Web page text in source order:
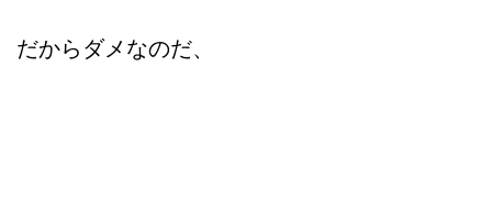
だからダメなのだ、